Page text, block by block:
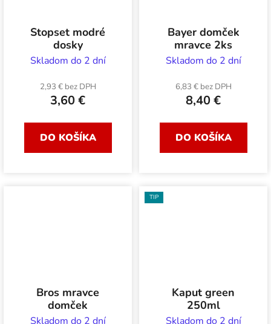
Stopset modré
dosky
Skladom do 2 dní
2,93 € bez DPH
3,60 €
DO KOŠÍKA
Bayer domček
mravce 2ks
Skladom do 2 dní
6,83 € bez DPH
8,40 €
DO KOŠÍKA
Bros mravce
domček
Skladom do 2 dní
TIP
Kaput green
250ml
Skladom do 2 dní